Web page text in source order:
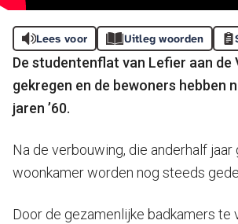
Lees voor Uitleg woorden
De studentenflat van Lefier aan
gekregen en de bewoners hebben
jaren ’60.
Na de verbouwing, die anderhalf
woonkamer worden nog steeds
Door de gezamenlijke badkamers